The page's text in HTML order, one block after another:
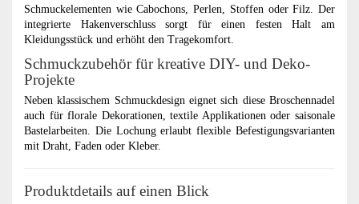
Schmuckelementen wie Cabochons, Perlen, Stoffen oder Filz. Der
integrierte Hakenverschluss sorgt für einen festen Halt am
Kleidungsstück und erhöht den Tragekomfort.
Schmuckzubehör für kreative DIY- und Deko-
Projekte
Neben klassischem Schmuckdesign eignet sich diese Broschennadel
auch für florale Dekorationen, textile Applikationen oder saisonale
Bastelarbeiten. Die Lochung erlaubt flexible Befestigungsvarianten
mit Draht, Faden oder Kleber.
Produktdetails auf einen Blick